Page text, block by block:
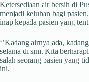
Ketersediaan air bersih di
menjadi keluhan bagi
inap kepada pasien yang
‘’Kadang airnya ada,
selama di sini. Kita
salah seorang pasien yang
ini.